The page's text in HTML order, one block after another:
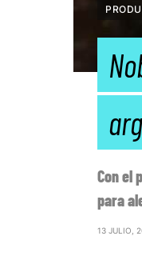
Con el
para
13 JULIO,